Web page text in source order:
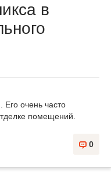
в
очень часто
помещений.
0